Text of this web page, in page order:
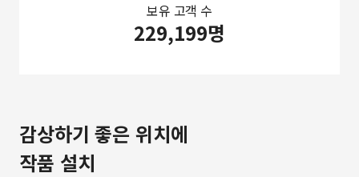
보유 고객 수
229,199명
감상하기 좋은 위치에
작품 설치